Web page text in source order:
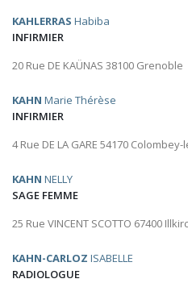
KAHLERRAS Habiba
INFIRMIER
20 Rue DE KAÜNAS 38100 Grenoble
KAHN Marie Thérèse
INFIRMIER
4 Rue DE LA GARE 54170
KAHN NELLY
SAGE FEMME
25 Rue VINCENT SCOTTO 67400
KAHN-CARLOZ ISABELLE
RADIOLOGUE